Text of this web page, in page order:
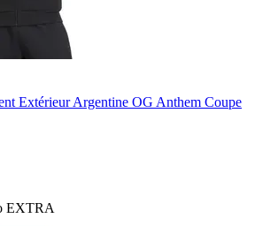
Extérieur Argentine OG Anthem Coupe
EXTRA